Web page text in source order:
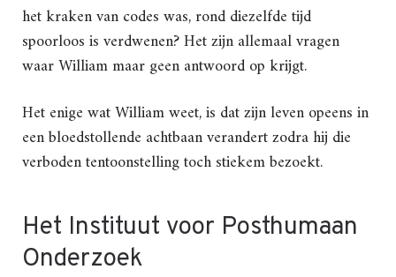
het kraken van codes was, rond diezelfde tijd
spoorloos is verdwenen? Het zijn allemaal vragen
waar William maar geen antwoord op krijgt.
Het enige wat William weet, is dat zijn leven opeens in
een bloedstollende achtbaan verandert zodra hij die
verboden tentoonstelling toch stiekem bezoekt.
Het Instituut voor Posthumaan
Onderzoek